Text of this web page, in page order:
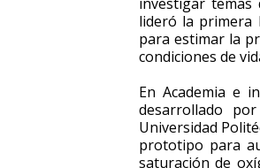
lideró la primera
para estimar la
condiciones de
En Academia e
desarrollado
Universidad
prototipo para
saturación de